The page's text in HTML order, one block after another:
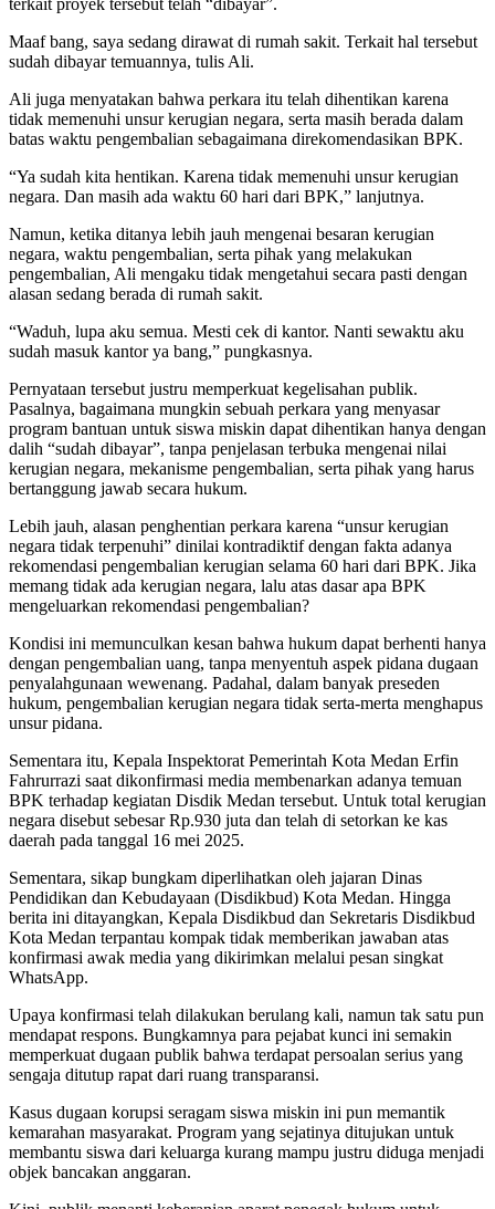
terkait proyek tersebut telah “dibayar”.
Maaf bang, saya sedang dirawat di rumah sakit. Terkait hal tersebut
sudah dibayar temuannya, tulis Ali.
Ali juga menyatakan bahwa perkara itu telah dihentikan karena
tidak memenuhi unsur kerugian negara, serta masih berada dalam
batas waktu pengembalian sebagaimana direkomendasikan BPK.
“Ya sudah kita hentikan. Karena tidak memenuhi unsur kerugian
negara. Dan masih ada waktu 60 hari dari BPK,” lanjutnya.
Namun, ketika ditanya lebih jauh mengenai besaran kerugian
negara, waktu pengembalian, serta pihak yang melakukan
pengembalian, Ali mengaku tidak mengetahui secara pasti dengan
alasan sedang berada di rumah sakit.
“Waduh, lupa aku semua. Mesti cek di kantor. Nanti sewaktu aku
sudah masuk kantor ya bang,” pungkasnya.
Pernyataan tersebut justru memperkuat kegelisahan publik.
Pasalnya, bagaimana mungkin sebuah perkara yang menyasar
program bantuan untuk siswa miskin dapat dihentikan hanya dengan
dalih “sudah dibayar”, tanpa penjelasan terbuka mengenai nilai
kerugian negara, mekanisme pengembalian, serta pihak yang harus
bertanggung jawab secara hukum.
Lebih jauh, alasan penghentian perkara karena “unsur kerugian
negara tidak terpenuhi” dinilai kontradiktif dengan fakta adanya
rekomendasi pengembalian kerugian selama 60 hari dari BPK. Jika
memang tidak ada kerugian negara, lalu atas dasar apa BPK
mengeluarkan rekomendasi pengembalian?
Kondisi ini memunculkan kesan bahwa hukum dapat berhenti hanya
dengan pengembalian uang, tanpa menyentuh aspek pidana dugaan
penyalahgunaan wewenang. Padahal, dalam banyak preseden
hukum, pengembalian kerugian negara tidak serta-merta menghapus
unsur pidana.
Sementara itu, Kepala Inspektorat Pemerintah Kota Medan Erfin
Fahrurrazi saat dikonfirmasi media membenarkan adanya temuan
BPK terhadap kegiatan Disdik Medan tersebut. Untuk total kerugian
negara disebut sebesar Rp.930 juta dan telah di setorkan ke kas
daerah pada tanggal 16 mei 2025.
Sementara, sikap bungkam diperlihatkan oleh jajaran Dinas
Pendidikan dan Kebudayaan (Disdikbud) Kota Medan. Hingga
berita ini ditayangkan, Kepala Disdikbud dan Sekretaris Disdikbud
Kota Medan terpantau kompak tidak memberikan jawaban atas
konfirmasi awak media yang dikirimkan melalui pesan singkat
WhatsApp.
Upaya konfirmasi telah dilakukan berulang kali, namun tak satu pun
mendapat respons. Bungkamnya para pejabat kunci ini semakin
memperkuat dugaan publik bahwa terdapat persoalan serius yang
sengaja ditutup rapat dari ruang transparansi.
Kasus dugaan korupsi seragam siswa miskin ini pun memantik
kemarahan masyarakat. Program yang sejatinya ditujukan untuk
membantu siswa dari keluarga kurang mampu justru diduga menjadi
objek bancakan anggaran.